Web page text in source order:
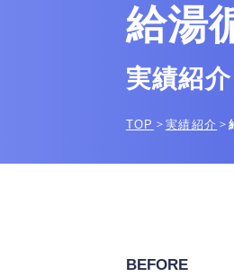
給湯
実績紹介
TOP ＞ 実績紹介 ＞
BEFORE